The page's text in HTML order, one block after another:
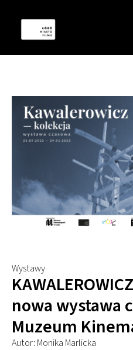
Wystawy
nowa wystawa
Muzeum
Autor: Monika Marlicka